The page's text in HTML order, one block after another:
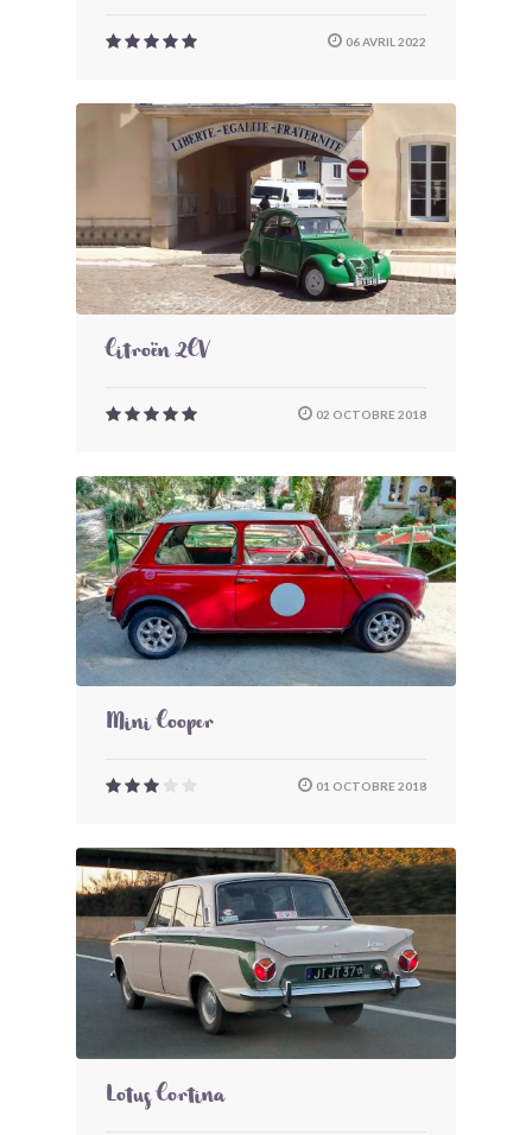
06 AVRIL 2022
Citroën 2CV
02 OCTOBRE 2018
Mini Cooper
01 OCTOBRE 2018
Lotus Cortina